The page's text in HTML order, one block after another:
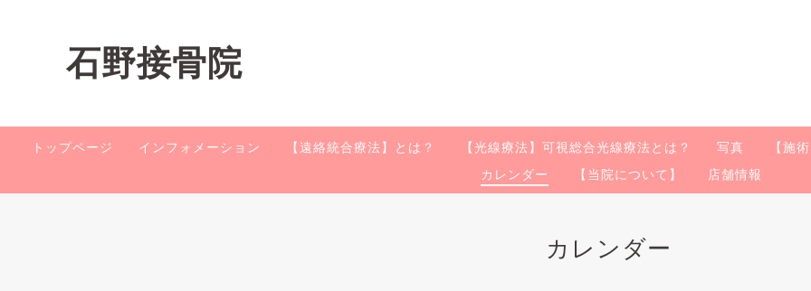
石野接骨院
トップページ インフォメーション 【遠絡統合療法】とは？ 【光線療法】可視総合光線療法とは？ 写真 【施
カレンダー
【当院について】 店舗情報
カレンダー